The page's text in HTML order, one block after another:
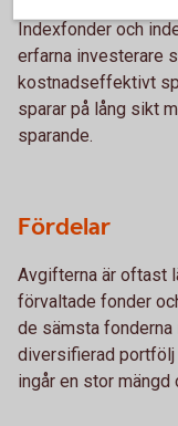
Indexfonder och
erfarna investerare
kostnadseffektivt
sparar på lång sikt
sparande.
Fördelar
Avgifterna är oftast
förvaltade fonder
de sämsta fonderna
diversifierad portfölj
ingår en stor mängd